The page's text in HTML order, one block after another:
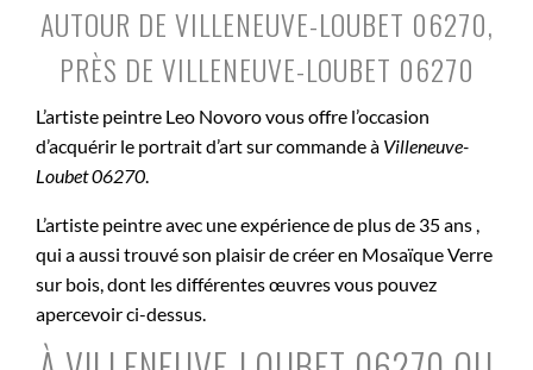
AUTOUR DE VILLENEUVE-LOUBET 06270,
PRÈS DE VILLENEUVE-LOUBET 06270
L’artiste peintre Leo Novoro vous offre l’occasion
d’acquérir le portrait d’art sur commande à Villeneuve-
Loubet 06270.
L’artiste peintre avec une expérience de plus de 35 ans ,
qui a aussi trouvé son plaisir de créer en Mosaïque Verre
sur bois, dont les différentes œuvres vous pouvez
apercevoir ci-dessus.